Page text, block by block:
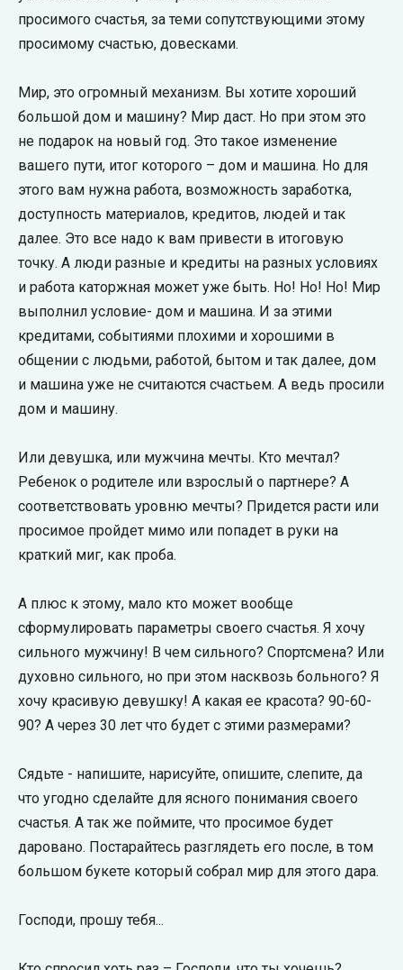
просимого счастья, за теми сопутствующими этому
просимому счастью, довесками.
Мир, это огромный механизм. Вы хотите хороший
большой дом и машину? Мир даст. Но при этом это
не подарок на новый год. Это такое изменение
вашего пути, итог которого – дом и машина. Но для
этого вам нужна работа, возможность заработка,
доступность материалов, кредитов, людей и так
далее. Это все надо к вам привести в итоговую
точку. А люди разные и кредиты на разных условиях
и работа каторжная может уже быть. Но! Но! Но! Мир
выполнил условие- дом и машина. И за этими
кредитами, событиями плохими и хорошими в
общении с людьми, работой, бытом и так далее, дом
и машина уже не считаются счастьем. А ведь просили
дом и машину.
Или девушка, или мужчина мечты. Кто мечтал?
Ребенок о родителе или взрослый о партнере? А
соответствовать уровню мечты? Придется расти или
просимое пройдет мимо или попадет в руки на
краткий миг, как проба.
А плюс к этому, мало кто может вообще
сформулировать параметры своего счастья. Я хочу
сильного мужчину! В чем сильного? Спортсмена? Или
духовно сильного, но при этом насквозь больного? Я
хочу красивую девушку! А какая ее красота? 90-60-
90? А через 30 лет что будет с этими размерами?
Сядьте - напишите, нарисуйте, опишите, слепите, да
что угодно сделайте для ясного понимания своего
счастья. А так же поймите, что просимое будет
даровано. Постарайтесь разглядеть его после, в том
большом букете который собрал мир для этого дара.
Господи, прошу тебя...